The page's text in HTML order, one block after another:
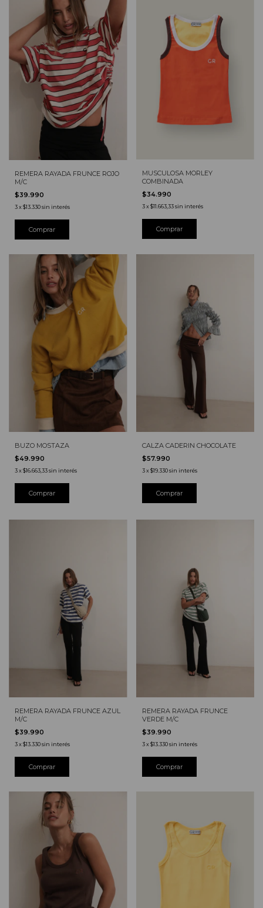
REMERA RAYADA FRUNCE ROJO
M/C
$39.990
3x$13.330sin interés
Comprar
MUSCULOSA MORLEY
COMBINADA
$34.990
3 x$11.663,33 sin interés
Comprar
BUZO MOSTAZA
$49.990
3x$16.663,33sin interés
CALZA CADERIN CHOCOLATE
$57.990
3 x$19.330 sin interés
Comprar
REMERA RAYADA FRUNCE AZUL
M/C
$39.990
3x$13.330sin interés
Comprar
REMERA RAYADA FRUNCE
VERDE M/C
$39.990
3 x$13.330 sin interés
Comprar